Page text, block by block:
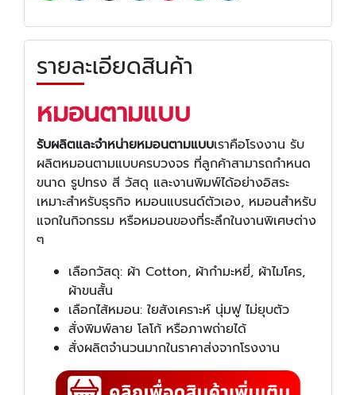
รายละเอียดสินค้า
หมอนตามแบบ
รับผลิตและจำหน่ายหมอนตามแบบเราคือโรงงาน รับ
ผลิตหมอนตามแบบครบวงจร ที่ลูกค้าสามารถกำหนด
ขนาด รูปทรง สี วัสดุ และงานพิมพ์ได้อย่างอิสระ
เหมาะสำหรับธุรกิจ หมอนแบรนด์ตัวเอง, หมอนสำหรับ
แจกในกิจกรรม หรือหมอนของที่ระลึกในงานพิเศษต่าง
ๆ
เลือกวัสดุ: ผ้า Cotton, ผ้ากำมะหยี่, ผ้าไมโคร,
ผ้าขนสั้น
เลือกไส้หมอน: ใยสังเคราะห์ นุ่มฟู ไม่ยุบตัว
สั่งพิมพ์ลาย โลโก้ หรือภาพถ่ายได้
สั่งผลิตจำนวนมากในราคาส่งจากโรงงาน